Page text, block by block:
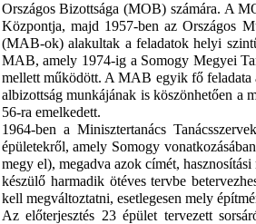
Országos Bizottsága (MOB) számára. A
Központja, majd 1957-ben az Országos
(MAB-ok) alakultak a feladatok helyi
MAB, amely 1974-ig a Somogy Megyei
mellett működött. A MAB egyik fő feladata
albizottság munkájának is köszönhetően a
56-ra emelkedett.
1964-ben a Minisztertanács
épületekről, amely Somogy
megy el), megadva azok címét,
készülő harmadik ötéves tervbe
kell megváltoztatni, esetlegesen mely
Az előterjesztés 23 épület tervezett